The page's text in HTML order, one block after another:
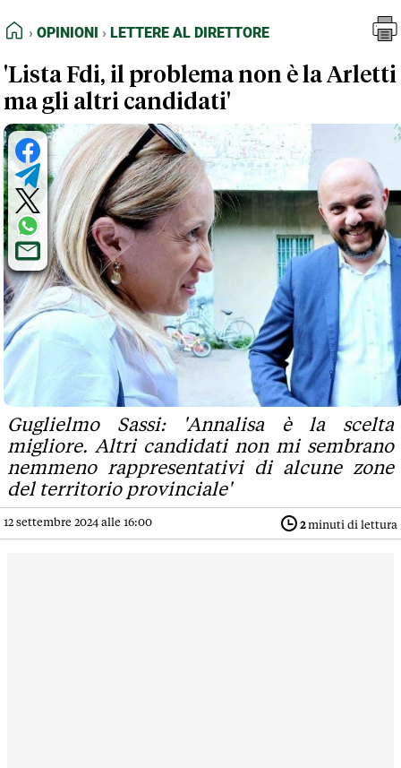
FEED RSS
NORMATIVE DEONTOLOGICHE
TERMINI e CONDIZIONI
Opinioni
Lettere al Direttore
HOME
OPINIONI LETTERE AL DIRETTORE
'Lista Fdi, il problema non è la Arletti
ma gli altri candidati'
Guglielmo Sassi: 'Annalisa è la scelta
migliore. Altri candidati non mi sembrano
nemmeno rappresentativi di alcune zone
del territorio provinciale'
12 settembre 2024 alle 16:00 2minuti di lettura